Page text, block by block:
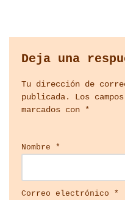
Deja una
Tu dirección de
publicada.
Los
marcados con *
Nombre *
Correo electrónico *